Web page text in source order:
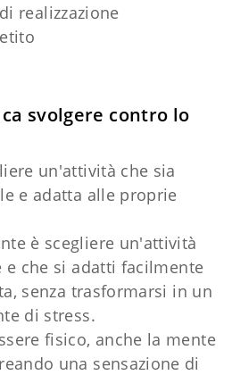
realizzazione
svolgere contro lo
un'attività che sia
e adatta alle proprie
è scegliere un'attività
che si adatti facilmente
senza trasformarsi in un
di stress.
fisico, anche la mente
una sensazione di